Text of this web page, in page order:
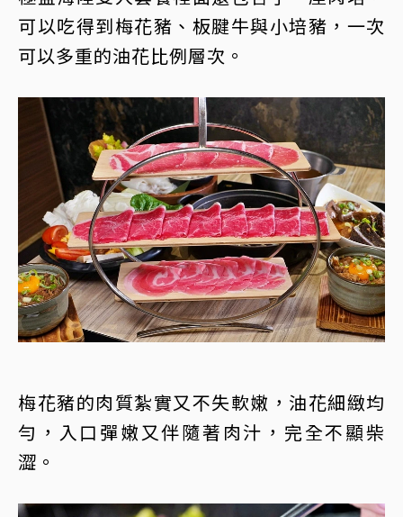
可以吃得到梅花豬、板腱牛與小培豬，一次
可以多重的油花比例層次。
梅花豬的肉質紮實又不失軟嫩，油花細緻均
勻，入口彈嫩又伴隨著肉汁，完全不顯柴
澀。